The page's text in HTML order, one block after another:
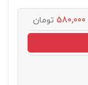
580,000 تومان